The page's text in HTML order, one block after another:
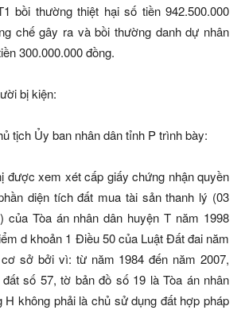
bồi thường thiệt hại số tiền 942.500.000
chế gây ra và bồi thường danh dự nhân
300.000.000 đồng.
bị kiện:
tịch Ủy ban nhân dân tỉnh P trình bày:
được xem xét cấp giấy chứng nhận quyền
diện tích đất mua tài sản thanh lý (03
của Tòa án nhân dân huyện T năm 1998
d khoản 1 Điều 50 của Luật Đất đai năm
sở bởi vì: từ năm 1984 đến năm 2007,
số 57, tờ bản đồ số 19 là Tòa án nhân
H không phải là chủ sử dụng đất hợp pháp